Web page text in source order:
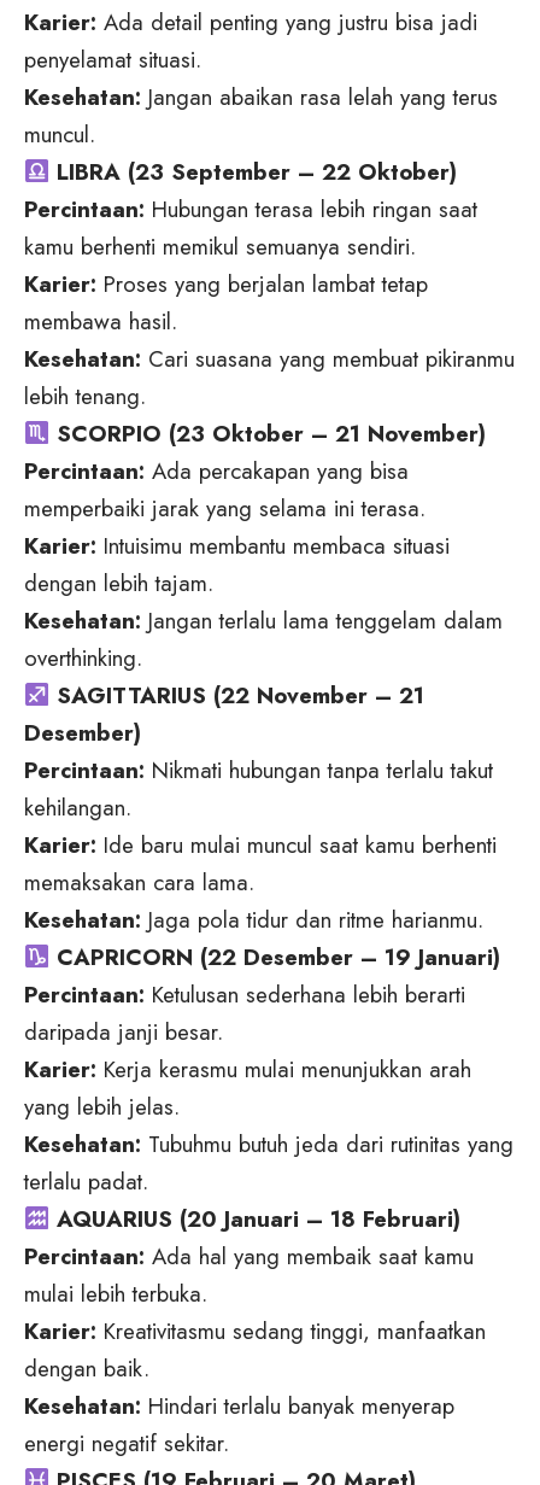
Karier: Ada detail penting yang justru bisa jadi
penyelamat situasi.
Kesehatan: Jangan abaikan rasa lelah yang terus
muncul.
LIBRA (23 September – 22 Oktober)
Percintaan: Hubungan terasa lebih ringan saat
kamu berhenti memikul semuanya sendiri.
Karier: Proses yang berjalan lambat tetap
membawa hasil.
Kesehatan: Cari suasana yang membuat pikiranmu
lebih tenang.
SCORPIO (23 Oktober – 21 November)
Percintaan: Ada percakapan yang bisa
memperbaiki jarak yang selama ini terasa.
Karier: Intuisimu membantu membaca situasi
dengan lebih tajam.
Kesehatan: Jangan terlalu lama tenggelam dalam
overthinking.
SAGITTARIUS (22 November – 21
Desember)
Percintaan: Nikmati hubungan tanpa terlalu takut
kehilangan.
Karier: Ide baru mulai muncul saat kamu berhenti
memaksakan cara lama.
Kesehatan: Jaga pola tidur dan ritme harianmu.
CAPRICORN (22 Desember – 19 Januari)
Percintaan: Ketulusan sederhana lebih berarti
daripada janji besar.
Karier: Kerja kerasmu mulai menunjukkan arah
yang lebih jelas.
Kesehatan: Tubuhmu butuh jeda dari rutinitas yang
terlalu padat.
AQUARIUS (20 Januari – 18 Februari)
Percintaan: Ada hal yang membaik saat kamu
mulai lebih terbuka.
Karier: Kreativitasmu sedang tinggi, manfaatkan
dengan baik.
Kesehatan: Hindari terlalu banyak menyerap
energi negatif sekitar.